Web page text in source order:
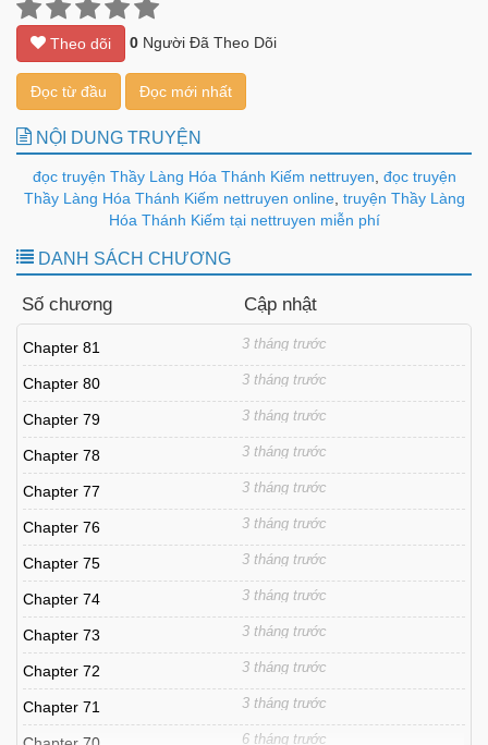
Theo dõi 0 Người Đã Theo Dõi
Đọc từ đầu Đọc mới nhất
NỘI DUNG TRUYỆN
đọc truyện Thầy Làng Hóa Thánh Kiếm nettruyen đọc truyện
Thầy Làng Hóa Thánh Kiếm nettruyen online, truyện Thầy Làng
Hóa Thánh Kiếm tại nettruyen miễn phí
DANH SÁCH CHƯƠNG
Số chương Cập nhật
Chapter 81 3 tháng trước
Chapter 80 3 tháng trước
Chapter 79 3 tháng trước
Chapter 78 3 tháng trước
Chapter 77 3 tháng trước
Chapter 76 3 tháng trước
Chapter 75 3 tháng trước
Chapter 74 3 tháng trước
Chapter 73 3 tháng trước
Chapter 72 3 tháng trước
Chapter 71 3 tháng trước
6 tháng trước